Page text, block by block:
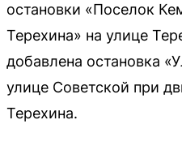
остановки «Поселок
Терехина» на улице
добавлена остановка
улице Советской при
Терехина.